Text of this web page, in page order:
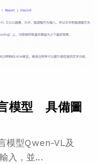
模型 具備圖
模型Qwen-VL及
入，並...